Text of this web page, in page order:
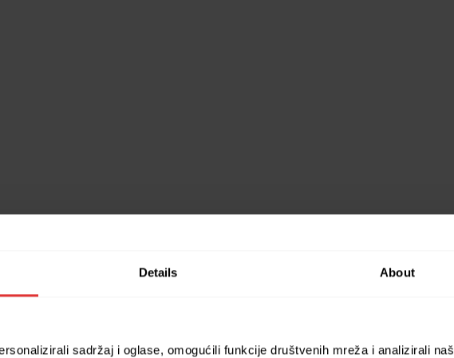
Details About
sadržaj i oglase, omogućili funkcije društvenih mreža i analizirali naš